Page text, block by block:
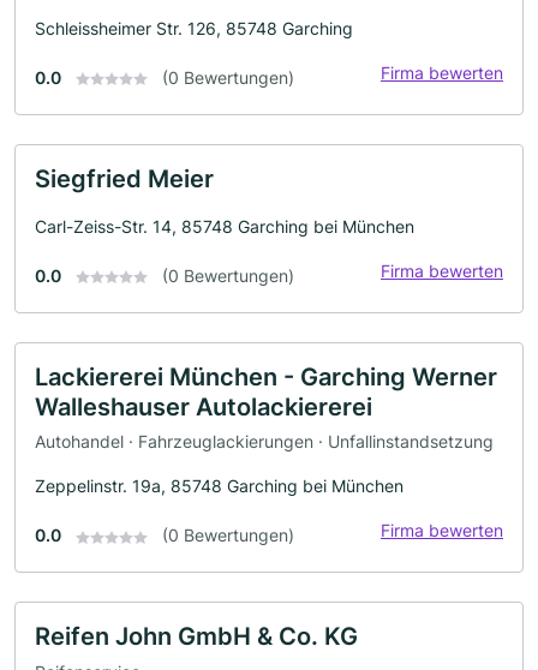
Schleissheimer Str. 126, 85748 Garching
0.0 (0 Bewertungen) Firma bewerten
Siegfried Meier
Carl-Zeiss-Str. 14, 85748 Garching bei München
0.0 (0 Bewertungen) Firma bewerten
Lackiererei München - Garching Werner
Walleshauser Autolackiererei
Autohandel · Fahrzeuglackierungen · Unfallinstandsetzung
Zeppelinstr. 19a, 85748 Garching bei München
0.0 (0 Bewertungen) Firma bewerten
Reifen John GmbH & Co. KG